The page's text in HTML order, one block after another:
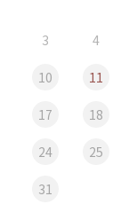
3 4
10 11
17 18
24 25
31